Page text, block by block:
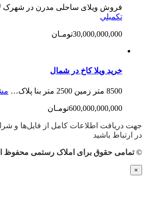
فروش ویلای ساحلی مدرن در شهرک
تكميلي
30,000,000,000تومـان
خرید ویلا کاخ در شمال
8500 متر زمین 2500 متر بنا پلاک…
600,000,000,000تومـان
جهت دریافت اطلاعات کامل از فایل‌ها و
در ارتباط باشید
© تمامی حقوق برای املاک رستمی
×